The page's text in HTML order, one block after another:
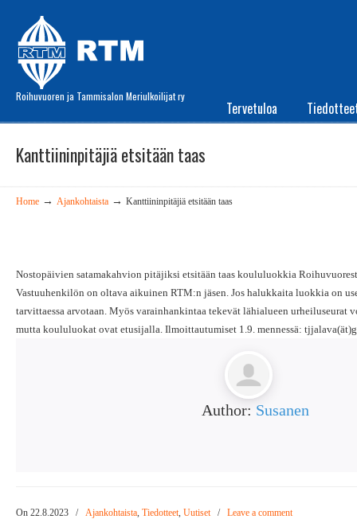
Roihuvuoren ja Tammisalon Meriulkoilijat ry
Tervetuloa
Kanttiininpitäjiä etsitään taas
Home → Ajankohtaista → Kanttiininpitäjiä etsitään taas
Nostopäivien satamakahvion pitäjiksi etsitään taas koululuokkia
Vastuuhenkilön on oltava aikuinen RTM:n jäsen. Jos halukkaita luokkia on
tarvittaessa arvotaan. Myös varainhankintaa tekevät lähialueen
mutta koululuokat ovat etusijalla. Ilmoittautumiset 1.9. mennessä:
Author: Susanen
On 22.8.2023 / Ajankohtaista, Tiedotteet, Uutiset / Leave a comment